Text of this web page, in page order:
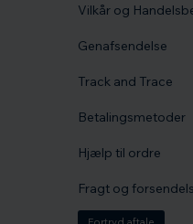
Vilkår og
Genafsendelse
Track and Trace
Betalingsmetoder
Hjælp til ordre
Fragt og